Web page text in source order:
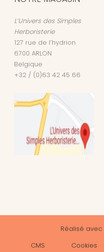
L’Univers des Simples
Herboristerie
127 rue de l’hydrion
6700 ARLON
Belgique
+32 / (0)63 42 45 66
Réalisé avec
CMS
Cookies